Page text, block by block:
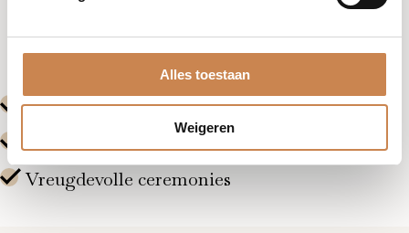
Alles toestaan
Weigeren